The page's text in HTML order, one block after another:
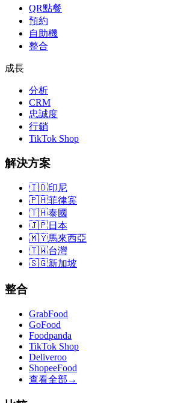
QR點餐
預約
自助機
整合
成長
分析
CRM
忠誠度
行銷
TikTok Shop
解決方案
🇮🇩印尼
🇵🇭菲律宾
🇹🇭泰國
🇯🇵日本
🇲🇾馬來西亞
🇹🇼台灣
🇸🇬新加坡
整合
GrabFood
GoFood
Foodpanda
TikTok Shop
Deliveroo
ShopeeFood
查看全部 →